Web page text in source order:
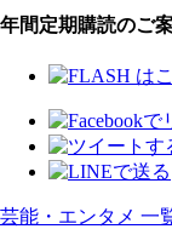
年間定期購読のご
芸能・エンタメ 一